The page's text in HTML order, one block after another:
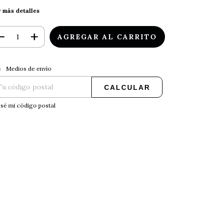
más detalles
para el CP:
Medios de envío
CALCULAR
mi código postal